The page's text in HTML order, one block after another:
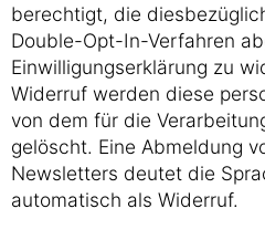
berechtigt, die
Double-Opt-In-Verfahren
Einwilligungserklärung zu
Widerruf werden diese
von dem für die
gelöscht. Eine Abmeldung
Newsletters deutet die
automatisch als Widerruf.